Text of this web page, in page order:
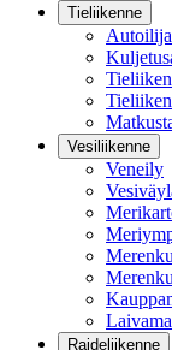
Tieliikenne
Vesiliikenne
Veneily
Raideliikenne